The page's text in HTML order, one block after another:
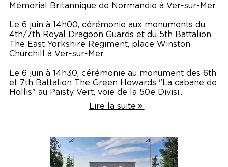
Mémorial Britannique de Normandie à Ver-sur-Mer.
Le 6 juin à 14h00, cérémonie aux monuments du
4th/7th Royal Dragoon Guards et du 5th Battalion
The East Yorkshire Regiment, place Winston
Churchill à Ver-sur-Mer.
Le 6 juin à 14h30, cérémonie au monument des 6th
et 7th Battalion The Green Howards "La cabane de
Hollis" au Paisty Vert, voie de la 50e Divisi...
Lire la suite